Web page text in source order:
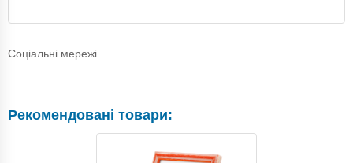
Соціальні мережі
Рекомендовані товари: